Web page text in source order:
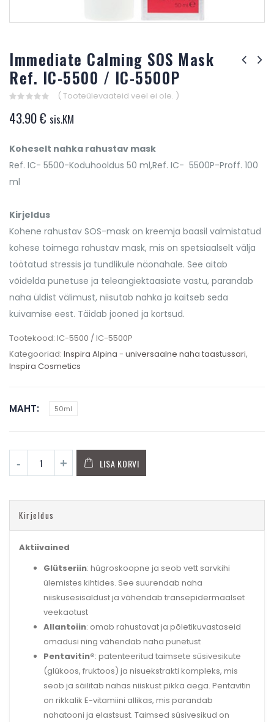
Immediate Calming SOS Mask
Ref. IC-5500 / IC-5500P
out
of
( Tooteülevaateid veel ei ole. )
43.90€ sis.KM
Koheselt nahka rahustav mask
Ref. IC- 5500-Koduhooldus 50 ml,Ref. IC- 5500P-Proff. 100
ml
Kirjeldus
Kohene rahustav SOS-mask on kreemja baasil valmistatud
kohese toimega rahustav mask, mis on spetsiaalselt välja
töötatud stressis ja tundlikule näonahale. See aitab
võidelda punetuse ja teleangiektaasiate vastu, parandab
naha üldist välimust, niisutab nahka ja kaitseb seda
kuivamise eest. Täidab jooned ja kortsud.
Tootekood: IC-5500 / IC-5500P
Kategooriad: Inspira Alpina - universaalne naha taastussari,
Inspira Cosmetics
MAHT 50ml
LISA KORVI
Kirjeldus
Aktiivained
Glütseriin: hügroskoopne ja seob vett sarvkihi
ülemistes kihtides. See suurendab naha
niiskusesisaldust ja vähendab transepidermaalset
veekaotust
Allantoiin: omab rahustavat ja põletikuvastaseid
omadusi ning vähendab naha punetust
Pentavitin®: patenteeritud taimsete süsivesikute
(glükoos, fruktoos) ja nisuekstrakti kompleks, mis
seob ja säilitab nahas niiskust pikka aega. Pentavitin
on rikkalik E-vitamiini allikas, mis parandab
nahatooni ja elastsust. Taimsed süsivesikud on